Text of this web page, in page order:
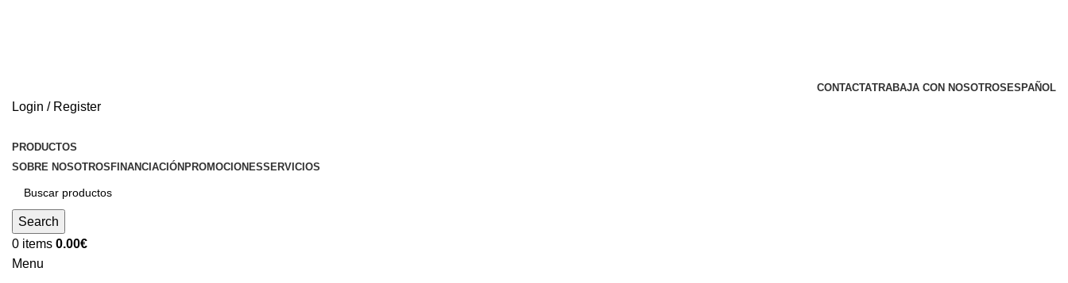
CONTACTATRABAJA CON NOSOTROS ESPAÑOL
Login / Register
PRODUCTOS
SOBRE NOSOTROS FINANCIACIÓN PROMOCIONESSERVICIOS
Search
0 items 0.00€
Menu